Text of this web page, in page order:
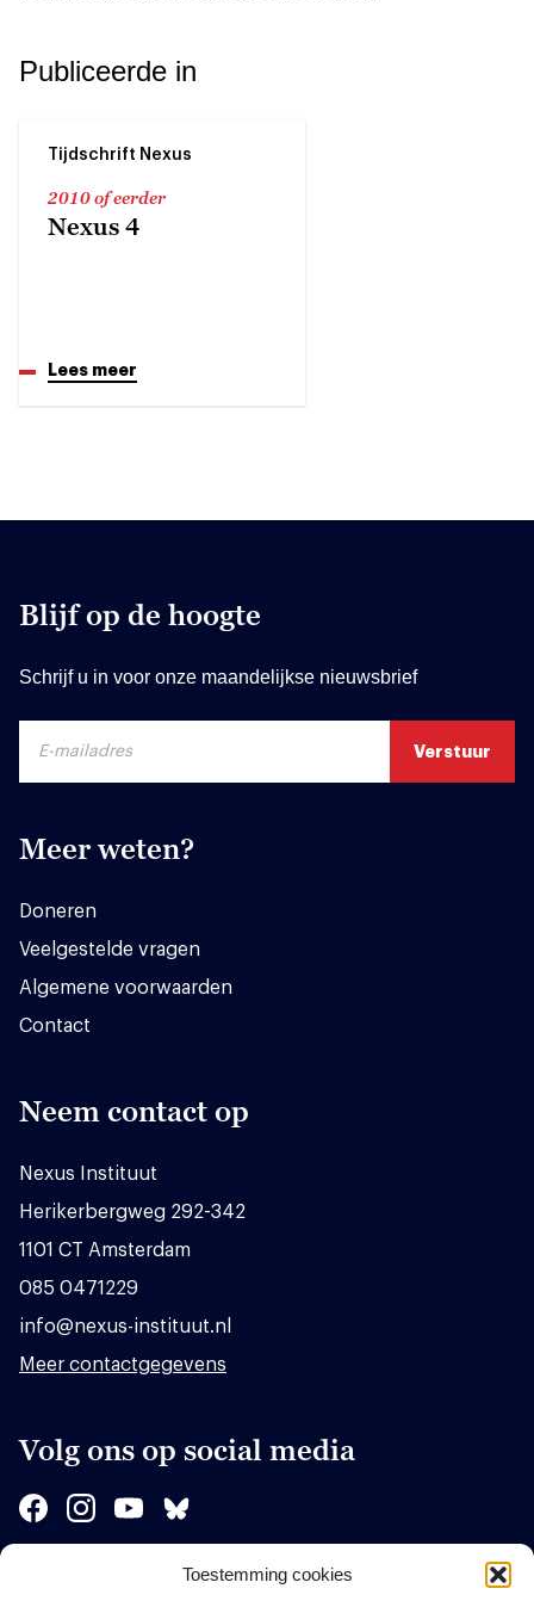
Toestemming cookies
Publiceerde in
Tijdschrift Nexus
2010 of eerder
Nexus 4
Lees meer
Blijf op de hoogte
Schrijf u in voor onze maandelijkse nieuwsbrief
Meer weten?
Doneren
Veelgestelde vragen
Algemene voorwaarden
Contact
Neem contact op
Nexus Instituut
Herikerbergweg 292-342
1101 CT Amsterdam
085 0471229
info@nexus-instituut.nl
Meer contactgegevens
Volg ons op social media